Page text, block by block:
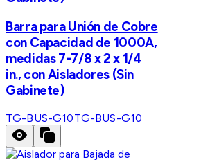
Barra para Unión de Cobre
con Capacidad de 1000A,
medidas 7-7/8 x 2 x 1/4
in., con Aisladores (Sin
Gabinete)
TG-BUS-G10TG-BUS-G10